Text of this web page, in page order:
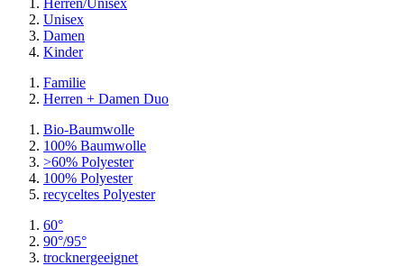
Herren/Unisex
Unisex
Damen
Kinder
Familie
Herren + Damen Duo
Bio-Baumwolle
100% Baumwolle
>60% Polyester
100% Polyester
recyceltes Polyester
60°
90°/95°
trocknergeeignet